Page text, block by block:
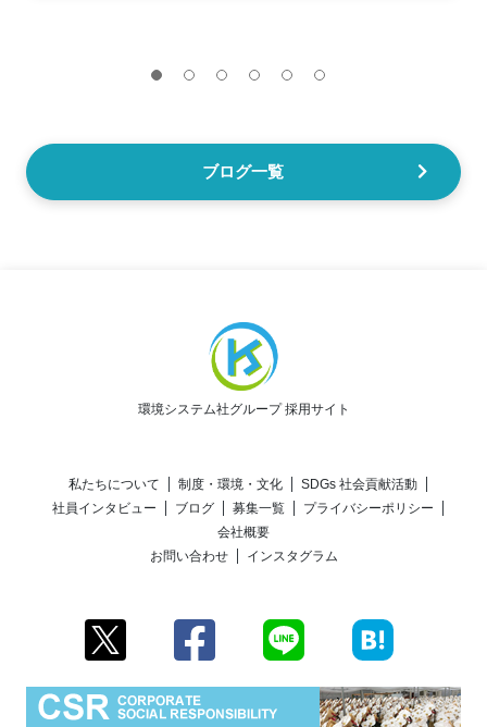
ブログ一覧
環境システム社グループ 採用サイト
私たちについて 制度・環境・文化
SDGs 社会貢献活動
社員インタビュー
ブログ 募集一覧
プライバシーポリシー
会社概要
お問い合わせ
インスタグラム